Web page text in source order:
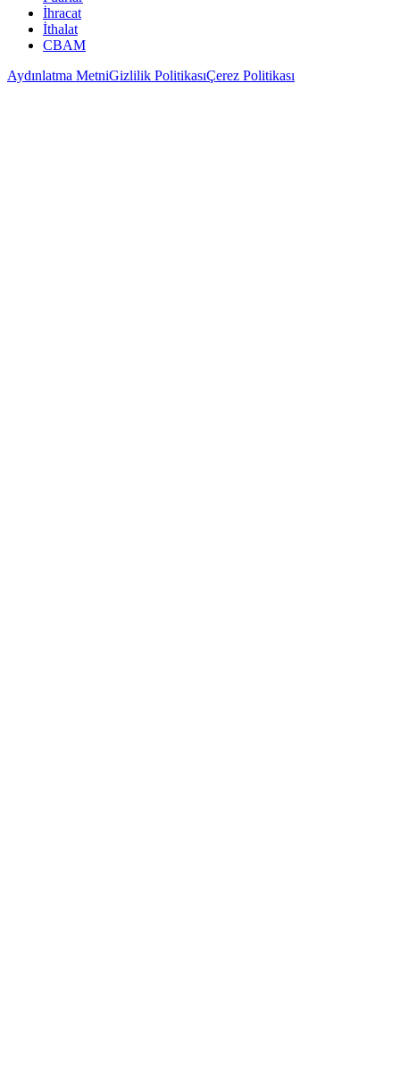
İhracat
İthalat
CBAM
Aydınlatma MetniGizlilik PolitikasıÇerez Politikası